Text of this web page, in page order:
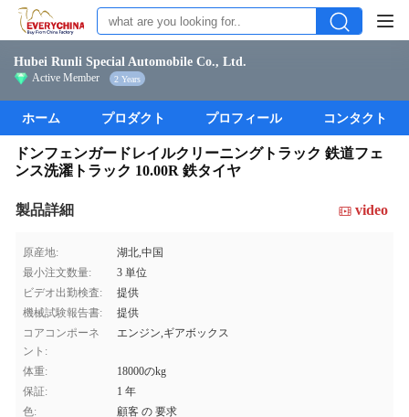
Hubei Runli Special Automobile Co., Ltd.
Active Member 2 Years
ホーム プロダクト プロフィール コンタクト
ドンフェンガードレイルクリーニングトラック 鉄道フェ
ンス洗濯トラック 10.00R 鉄タイヤ
製品詳細 video
原産地:
湖北,中国
最小注文数量:
3 単位
ビデオ出勤検査:
提供
機械試験報告書:
提供
コアコンポーネ
ント:
エンジン,ギアボックス
体重:
18000のkg
保証:
1 年
色:
顧客 の 要求